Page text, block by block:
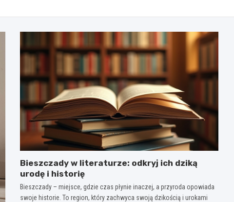
Bieszczady w literaturze: odkryj ich dziką
urodę i historię
Bieszczady – miejsce, gdzie czas płynie inaczej, a przyroda opowiada
swoje historie. To region, który zachwyca swoją dzikością i urokami